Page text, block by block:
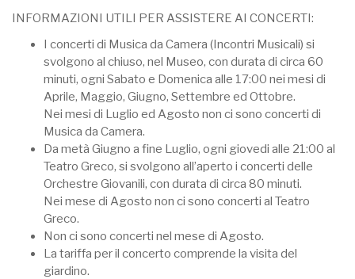
INFORMAZIONI UTILI PER ASSISTERE AI CONCERTI:
I concerti di Musica da Camera (Incontri Musicali) si
svolgono al chiuso, nel Museo, con durata di circa 60
minuti, ogni Sabato e Domenica alle 17:00 nei mesi di
Aprile, Maggio, Giugno, Settembre ed Ottobre.
Nei mesi di Luglio ed Agosto non ci sono concerti di
Musica da Camera.
Da metà Giugno a fine Luglio, ogni giovedi alle 21:00 al
Teatro Greco, si svolgono all’aperto i concerti delle
Orchestre Giovanili, con durata di circa 80 minuti.
Nei mese di Agosto non ci sono concerti al Teatro
Greco.
Non ci sono concerti nel mese di Agosto.
La tariffa per il concerto comprende la visita del
giardino.